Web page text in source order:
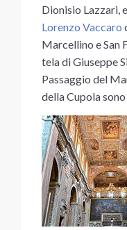
Dionisio Lazzari,
Lorenzo Vaccaro
Marcellino e San
tela di Giuseppe
Passaggio del
della Cupola